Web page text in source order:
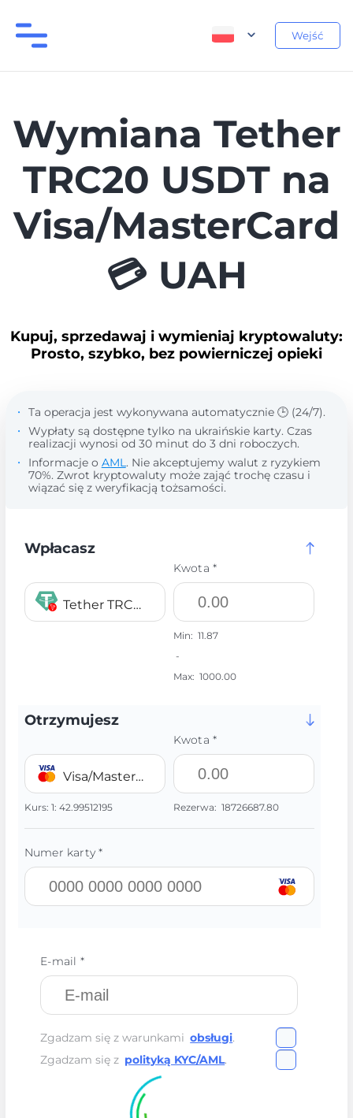
Wejść
Wymiana Tether
TRC20 USDT na
Visa/MasterCard
💳 UAH
Kupuj, sprzedawaj i wymieniaj kryptowaluty:
Prosto, szybko, bez powierniczej opieki
Ta operacja jest wykonywana automatycznie 🕒 (24/7).
Wypłaty są dostępne tylko na ukraińskie karty. Czas
realizacji wynosi od 30 minut do 3 dni roboczych.
Informacje o AML. Nie akceptujemy walut z ryzykiem
70%. Zwrot kryptowaluty może zająć trochę czasu i
wiązać się z weryfikacją tożsamości.
Wpłacasz
Tether TRC20 USDT
Kwota *
Min: 11.87
-
Max: 1000.00
Otrzymujesz
Visa/MasterCard 💳 UAH
Kurs: 1: 42.99512195
Kwota *
Rezerwa: 18726687.80
Numer karty *
E-mail *
Zgadzam się z warunkami obsługi.
Zgadzam się z polityką KYC/AML.